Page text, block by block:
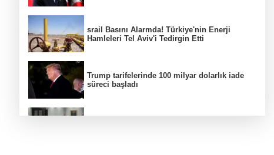
srail Basını Alarmda! Türkiye'nin Enerji
Hamleleri Tel Aviv'i Tedirgin Etti
Trump tarifelerinde 100 milyar dolarlık iade
süreci başladı